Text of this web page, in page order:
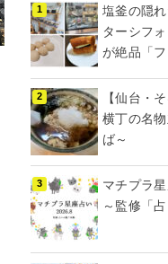
塩釜の隠
ターシフ
が絶品「フ
【仙台・
横丁の名
ば～
マチプラ
～監修「